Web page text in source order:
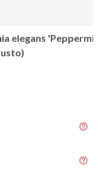
elegans